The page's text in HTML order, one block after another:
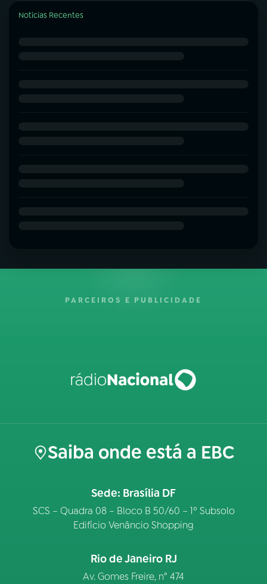
Notícias Recentes
PARCEIROS E PUBLICIDADE
Saiba onde está a EBC
Sede: Brasília DF
SCS – Quadra 08 – Bloco B 50/60 – 1º Subsolo
Edifício Venâncio Shopping
Rio de Janeiro RJ
Av. Gomes Freire, n° 474